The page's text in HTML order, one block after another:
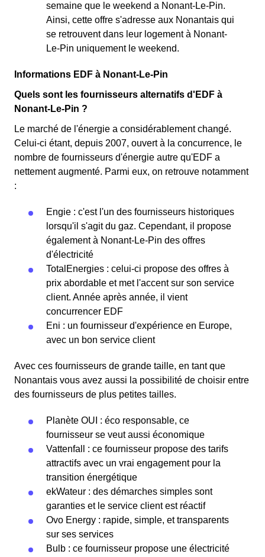
semaine que le weekend a Nonant-Le-Pin.
Ainsi, cette offre s'adresse aux Nonantais qui
se retrouvent dans leur logement à Nonant-
Le-Pin uniquement le weekend.
Informations EDF à Nonant-Le-Pin
Quels sont les fournisseurs alternatifs d'EDF à
Nonant-Le-Pin ?
Le marché de l'énergie a considérablement changé.
Celui-ci étant, depuis 2007, ouvert à la concurrence, le
nombre de fournisseurs d'énergie autre qu'EDF a
nettement augmenté. Parmi eux, on retrouve notamment
:
Engie : c'est l'un des fournisseurs historiques
lorsqu'il s'agit du gaz. Cependant, il propose
également à Nonant-Le-Pin des offres
d'électricité
TotalEnergies : celui-ci propose des offres à
prix abordable et met l'accent sur son service
client. Année après année, il vient
concurrencer EDF
Eni : un fournisseur d'expérience en Europe,
avec un bon service client
Avec ces fournisseurs de grande taille, en tant que
Nonantais vous avez aussi la possibilité de choisir entre
des fournisseurs de plus petites tailles.
Planète OUI : éco responsable, ce
fournisseur se veut aussi économique
Vattenfall : ce fournisseur propose des tarifs
attractifs avec un vrai engagement pour la
transition énergétique
ekWateur : des démarches simples sont
garanties et le service client est réactif
Ovo Energy : rapide, simple, et transparents
sur ses services
Bulb : ce fournisseur propose une électricité